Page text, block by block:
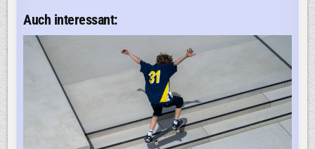
Auch interessant: